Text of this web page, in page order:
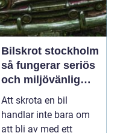
Bilskrot stockholm
så fungerar seriös
och miljövänlig
bilskrotning
Att skrota en bil
handlar inte bara om
att bli av med ett